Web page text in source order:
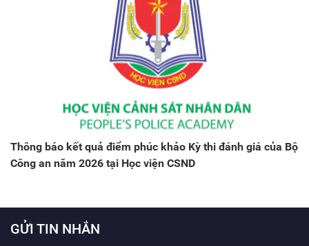
Thông báo kết quả điểm phúc khảo Kỳ thi đánh giá của Bộ
Công an năm 2026 tại Học viện CSND
GỬI TIN NHẮN